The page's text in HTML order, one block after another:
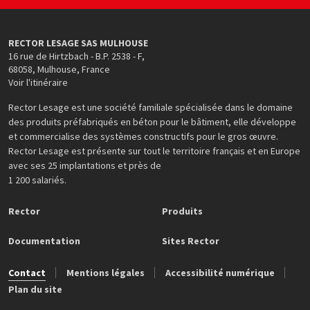
RECTOR LESAGE SAS MULHOUSE
16 rue de Hirtzbach - B.P. 2538 - F,
68058, Mulhouse, France
Voir l'itinéraire
Rector Lesage est une société familiale spécialisée dans le domaine
des produits préfabriqués en béton pour le bâtiment, elle développe
et commercialise des systèmes constructifs pour le gros œuvre.
Rector Lesage est présente sur tout le territoire français et en Europe
avec ses 25 implantations et près de
1 200 salariés.
Rector Produits
Documentation Sites Rector
Contact Mentions légales
Accessibilité numérique
Plan du site